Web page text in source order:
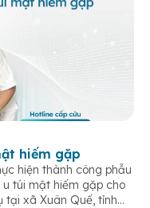
hiếm gặp
hiện thành công phẫu
túi mật hiếm gặp cho
tại xã Xuân Quế, tỉnh